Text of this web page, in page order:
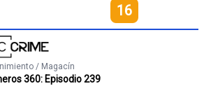
16
/ Magacín
360: Episodio 239